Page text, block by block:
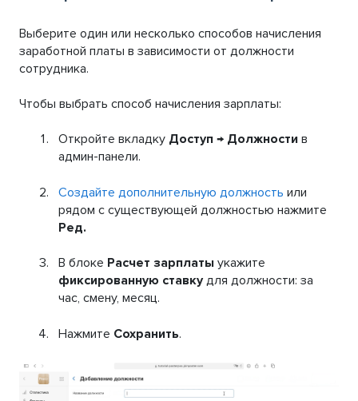
Выберите один или несколько способов начисления
заработной платы в зависимости от должности
сотрудника.
Чтобы выбрать способ начисления зарплаты:
Откройте вкладку Доступ → Должности в
админ-панели.
Создайте дополнительную должность или
рядом с существующей должностью нажмите
Ред.
В блоке Расчет зарплаты укажите
фиксированную ставкудля должности: за
час, смену, месяц.
Нажмите Сохранить.